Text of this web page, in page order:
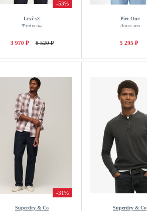
-53%
Levi's®
Футболка
3 970 ₽ 8 520 ₽
Pier One
Лонгслив
5 295 ₽
-31%
Superdry & Co
Superdry & Co